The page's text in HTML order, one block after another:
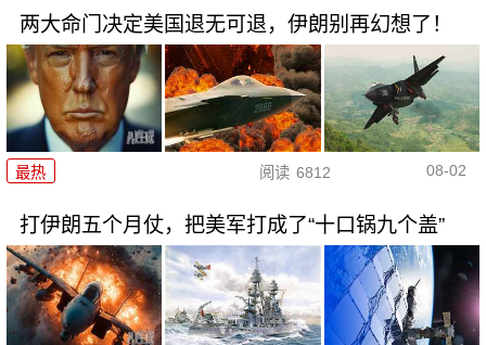
两大命门决定美国退无可退，伊朗别再幻想了！
最热 阅读 6812 08-02
打伊朗五个月仗，把美军打成了“十口锅九个盖”